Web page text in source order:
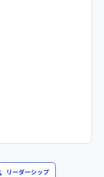
リーダーシップ